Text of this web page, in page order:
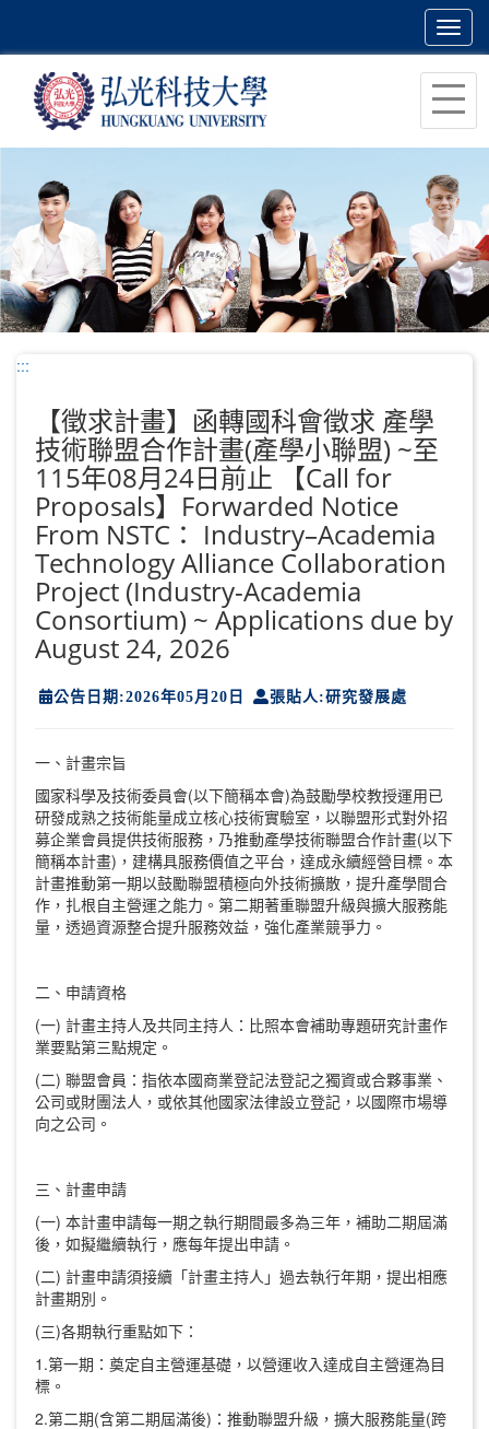
主
容
區
塊
:::
【徵求計畫】函轉國科會徵求 產學
技術聯盟合作計畫(產學小聯盟) ~至
115年08月24日前止 【Call for
Proposals】Forwarded Notice
From NSTC： Industry–Academia
Technology Alliance Collaboration
Project (Industry-Academia
Consortium) ~ Applications due by
August 24, 2026
公告日期:2026年05月20日 張貼人:研究發展處
一、計畫宗旨
國家科學及技術委員會(以下簡稱本會)為鼓勵學校教授運用已
研發成熟之技術能量成立核心技術實驗室，以聯盟形式對外招
募企業會員提供技術服務，乃推動產學技術聯盟合作計畫(以下
簡稱本計畫)，建構具服務價值之平台，達成永續經營目標。本
計畫推動第一期以鼓勵聯盟積極向外技術擴散，提升產學間合
作，扎根自主營運之能力。第二期著重聯盟升級與擴大服務能
量，透過資源整合提升服務效益，強化產業競爭力。
二、申請資格
(一) 計畫主持人及共同主持人：比照本會補助專題研究計畫作
業要點第三點規定。
(二) 聯盟會員：指依本國商業登記法登記之獨資或合夥事業、
公司或財團法人，或依其他國家法律設立登記，以國際市場導
向之公司。
三、計畫申請
(一) 本計畫申請每一期之執行期間最多為三年，補助二期屆滿
後，如擬繼續執行，應每年提出申請。
(二) 計畫申請須接續「計畫主持人」過去執行年期，提出相應
計畫期別。
(三)各期執行重點如下：
1.第一期：奠定自主營運基礎，以營運收入達成自主營運為目
標。
2.第二期(含第二期屆滿後)：推動聯盟升級，擴大服務能量(跨